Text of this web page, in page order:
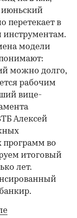
перетекает в
модели
можно долго,
рабочим
вице-
Алексей
программ во
итоговый
лет.